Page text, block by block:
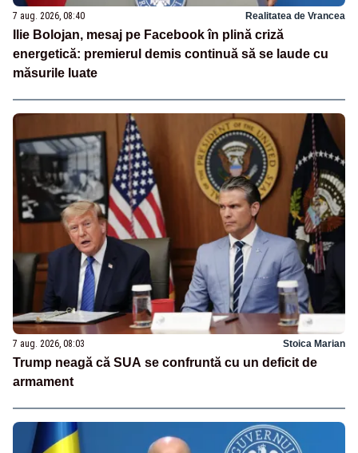
7 aug. 2026, 08:40 Realitatea de Vrancea
Ilie Bolojan, mesaj pe Facebook în plină criză
energetică: premierul demis continuă să se laude cu
măsurile luate
7 aug. 2026, 08:03 Stoica Marian
Trump neagă că SUA se confruntă cu un deficit de
armament